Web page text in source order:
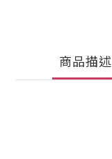
商品描述